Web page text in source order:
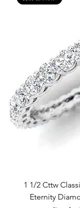
1 1/2 Cttw
Eternity